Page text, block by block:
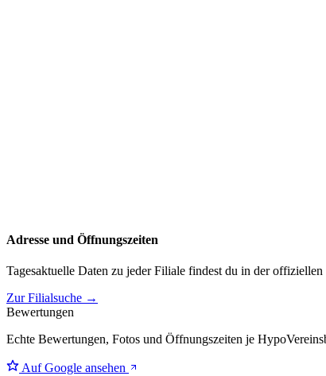
Adresse und Öffnungszeiten
Tagesaktuelle Daten zu jeder Filiale findest du in der
Zur Filialsuche →
Bewertungen
Echte Bewertungen, Fotos und Öffnungszeiten je
Auf Google ansehen